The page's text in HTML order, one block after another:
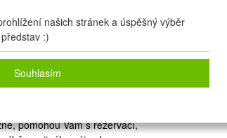
našich stránek a úspěšný výběr
:)
Souhlasím
on-line nacenit a
pomohou Vám s rezervací,